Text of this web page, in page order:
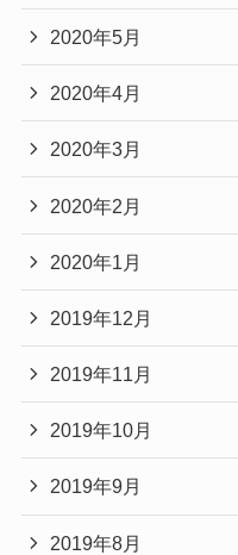
2020年5月
2020年4月
2020年3月
2020年2月
2020年1月
2019年12月
2019年11月
2019年10月
2019年9月
2019年8月